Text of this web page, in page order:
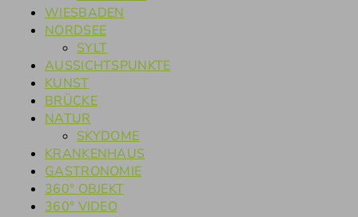
WIESBADEN
NORDSEE
SYLT
AUSSICHTSPUNKTE
KUNST
BRÜCKE
NATUR
SKYDOME
KRANKENHAUS
GASTRONOMIE
360° OBJEKT
360° VIDEO